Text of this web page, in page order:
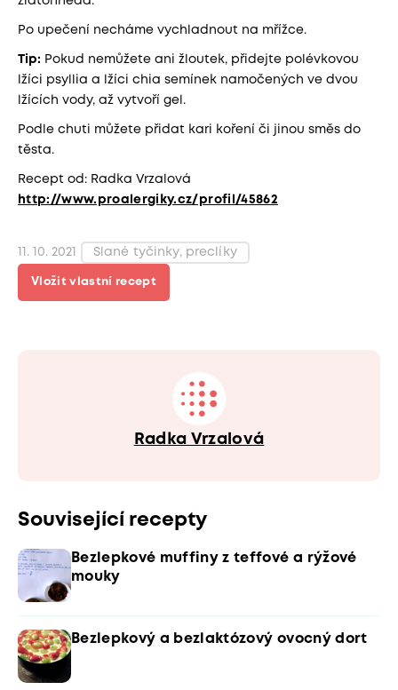
Po upečení necháme vychladnout na mřížce.
Tip: Pokud nemůžete ani žloutek, přidejte polévkovou
lžíci psyllia a lžíci chia semínek namočených ve dvou
lžících vody, až vytvoří gel.
Podle chuti můžete přidat kari koření či jinou směs do
těsta.
Recept od: Radka Vrzalová
http://www.proalergiky.cz/profil/45862
11. 10. 2021 Slané tyčinky, preclíky
Vložit vlastní recept
Radka Vrzalová
Související recepty
Bezlepkové muffiny z teffové a rýžové
mouky
Bezlepkový a bezlaktózový ovocný dort